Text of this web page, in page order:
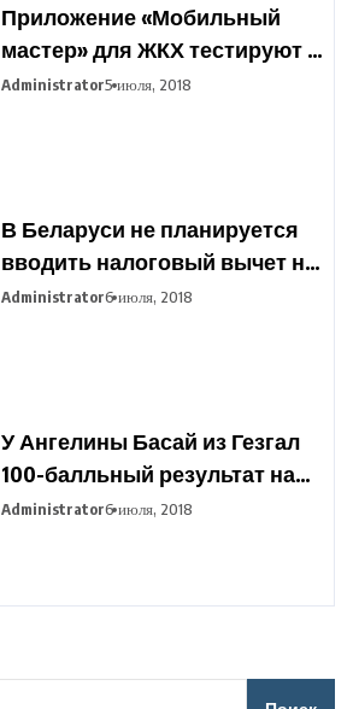
Приложение «Мобильный
мастер» для ЖКХ тестируют в
Минске
Administrator5 июля, 2018
В Беларуси не планируется
вводить налоговый вычет на
медуслуги
Administrator6 июля, 2018
У Ангелины Басай из Гезгал
100-балльный результат на
ЦТ
Administrator6 июля, 2018